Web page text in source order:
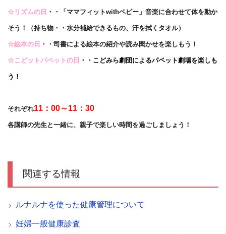
☆リズムの日 ・・「ママフィットwithベビー」音楽に合わせて体を動か
そう！（持ち物・・水分補給できるもの、汗を拭くタオル）
☆絵本の日 ・・司書による絵本の紹介や読み聞かせを楽しもう！
☆こどットパペットの日 ・・こどみら劇団によるパペット劇場を楽しも
う！
それぞれ11：00～11：30
各講師の先生と一緒に、親子で楽しい時間を過ごしましょう！
関連する情報
ルナルナを使った健康管理について
妊婦一般健康診査